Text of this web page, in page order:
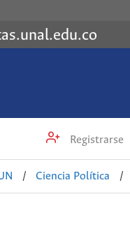
Registrarse
/ Ciencia Política /